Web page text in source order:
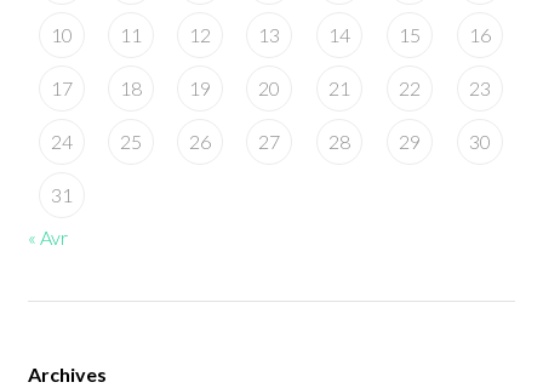
10 11 12 13 14 15 16
17 18 19 20 21 22 23
24 25 26 27 28 29 30
31
« Avr
Archives